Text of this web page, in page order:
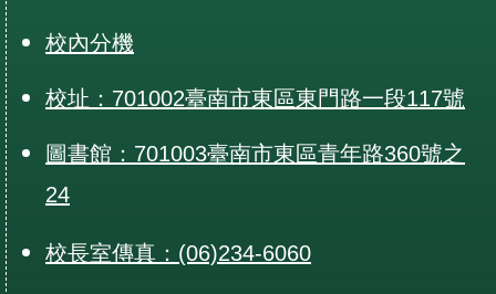
校內分機
校址：701002臺南市東區東門路一段117號
圖書館：701003臺南市東區青年路360號之
24
校長室傳真：(06)234-6060